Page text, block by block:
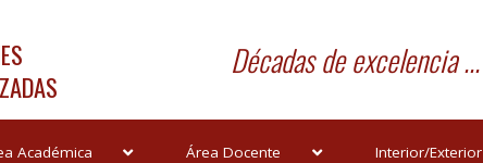
Décadas de excelencia ...
Académica Área Docente Interior/Exterior